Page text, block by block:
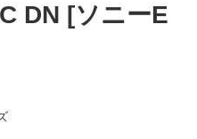
DN [ソニーE